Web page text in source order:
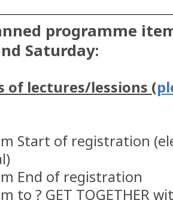
programme
Saturday:
of lectures/lessions (
Start of registration
End of registration
to ? GET TOGETHER